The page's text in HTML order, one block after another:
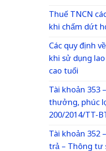
Thuế TNCN
khi chấm dứt
Các quy định
khi sử dụng
cao tuổi
Tài khoản 353
thưởng, phúc
200/2014/TT-
Tài khoản 352
trả – Thông tư